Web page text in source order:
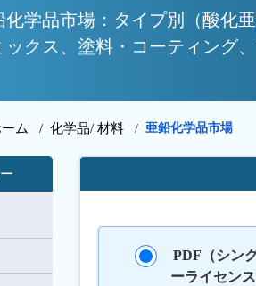
化学品市場：タイプ別（酸化
ックス、塗料・コーティング
ーム / 化学品/ 材料 / 亜鉛化学品市場
PDF（シン
ーライセンス